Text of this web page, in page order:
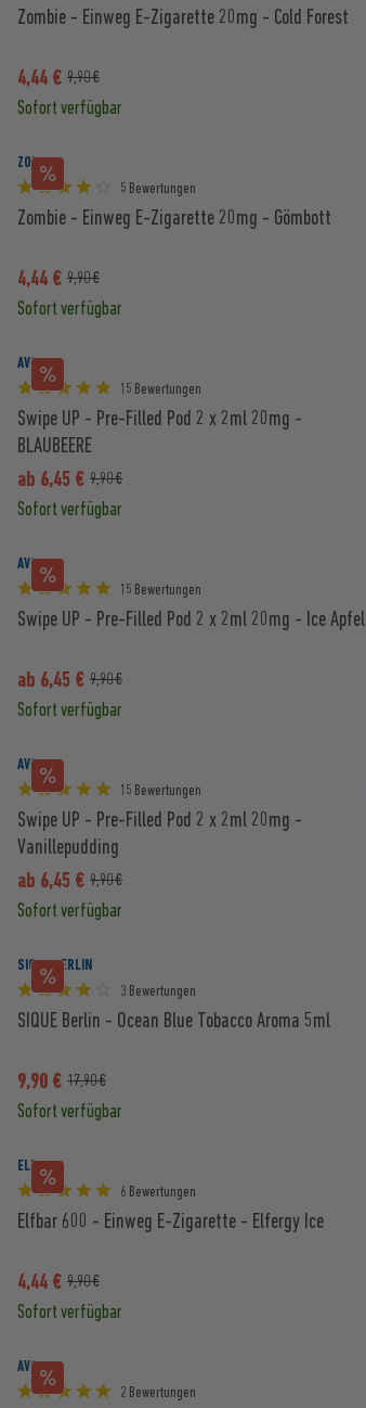
Zombie - Einweg E-Zigarette 20mg - Cold Forest
4,44 € 9,90 €
Sofort verfügbar
ZOMBIE
5 Bewertungen
Zombie - Einweg E-Zigarette 20mg - Gömbott
4,44 € 9,90 €
Sofort verfügbar
AVORIA
15 Bewertungen
Swipe UP - Pre-Filled Pod 2 x 2ml 20mg -
BLAUBEERE
ab 6,45 € 9,90 €
Sofort verfügbar
AVORIA
15 Bewertungen
Swipe UP - Pre-Filled Pod 2 x 2ml 20mg - Ice Apfel
ab 6,45 € 9,90 €
Sofort verfügbar
AVORIA
15 Bewertungen
Swipe UP - Pre-Filled Pod 2 x 2ml 20mg -
Vanillepudding
ab 6,45 € 9,90 €
Sofort verfügbar
SIQUE BERLIN
3 Bewertungen
SIQUE Berlin - Ocean Blue Tobacco Aroma 5ml
9,90 € 17,90 €
Sofort verfügbar
ELFBAR
6 Bewertungen
Elfbar 600 - Einweg E-Zigarette - Elfergy Ice
4,44 € 9,90 €
Sofort verfügbar
AVORIA
2 Bewertungen